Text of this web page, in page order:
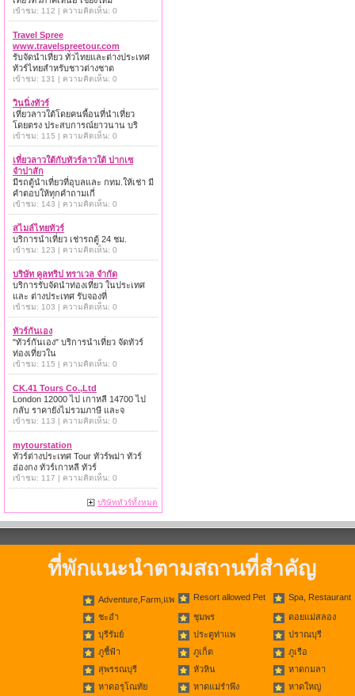
เข้าชม: 112 | ความคิดเห็น: 0
Travel Spree
www.travelspreetour.com
รับจัดนำเที่ยว ทั่วไทยและต่างประเทศ
ทัวร์ไทยสำหรับชาวต่างชาต
เข้าชม: 131 | ความคิดเห็น: 0
วินนิ่งทัวร์
เที่ยวลาวใต้โดยคนพื้อนที่นำเที่ยว
โดยตรง ประสบการณ์ยาวนาน บริ
เข้าชม: 115 | ความคิดเห็น: 0
เที่ยวลาวใต้กับทัวร์ลาวใต้ ปากเซ
จำปาสัก
มีรถตู้นำเที่ยวที่อุบลและ กทม.ให้เช่า มี
คำตอบให้ทุกคำถามเกี่
เข้าชม: 143 | ความคิดเห็น: 0
สไมล์ไทยทัวร์
บริการนำเที่ยว เช่ารถตู้ 24 ชม.
เข้าชม: 123 | ความคิดเห็น: 0
บริษัท คูลทริป ทราเวล จำกัด
บริการรับจัดนำท่องเที่ยว ในประเทศ
และ ต่างประเทศ รับจองที่
เข้าชม: 103 | ความคิดเห็น: 0
ทัวร์กันเอง
"ทัวร์กันเอง" บริการนำเที่ยว จัดทัวร์
ท่องเที่ยวใน
เข้าชม: 115 | ความคิดเห็น: 0
CK.41 Tours Co.,Ltd
London 12000 ไป เกาหลี 14700 ไป
กลับ ราคายังไม่รวมภาษี และจ
เข้าชม: 113 | ความคิดเห็น: 0
mytourstation
ทัวร์ต่างประเทศ Tour ทัวร์พม่า ทัวร์
ฮ่องกง ทัวร์เกาหลี ทัวร์
เข้าชม: 117 | ความคิดเห็น: 0
บริษัททัวร์ทั้งหมด
ที่พักแนะนำตามสถานที่สำคัญ
Adventure,Farm,แพ Resort allowed Pet Spa, Restaurant
ชะอำ ชุมพร
ดอยแม่สลอง
บุรีรัมย์
ประตูท่าแพ
ปราณบุรี
ภูชี้ฟ้า
ภูเก็ต
ภูเรือ
สุพรรณบุรี
หัวหิน
หาดกมลา
หาดอรุโณทัย
หาดแม่รำพึง
หาดใหญ่